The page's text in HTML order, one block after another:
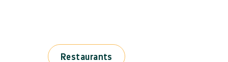
Restaurants